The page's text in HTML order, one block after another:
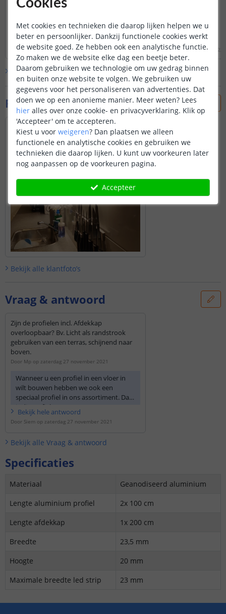
Lees hele review
Arnold |2 maart 2025
Lees hele review
S Mets|13 oktober 2022
Bekijk alle 5 reviews
Foto's van klanten
Bekijk alle klantfoto’s
Vraag & antwoord
Zijn de profielen incl. Afdekkap
overloopbaar? Bv. Licht als randstrook
gebruiken van een terras, schijnend naar
boven.
Door Mp op zaterdag 27 november 2021
Wanneer u een profiel in een vloer in
wilt bouwen hebben we ook een
speciaal profiel in ons assortiment. Dat
is dit profiel:
https://www.ledprofielkoning.n...
Bekijk hele antwoord
Door Siem op zaterdag 27 november 2021
Bekijk alle Vraag & antwoord
Specificaties
Materiaal
Geanodiseerd aluminium
Lengte aluminium profiel
2x 100 cm
Lengte afdekkap
1x 200 cm
Breedte
23,5 mm
Hoogte
20 mm
Maximale breedte led strip
23 mm
Met cookies en technieken die daarop lijken helpen we u
beter en persoonlijker. Dankzij functionele cookies werkt
de website goed. Ze hebben ook een analytische functie.
Zo maken we de website elke dag een beetje beter.
Daarom gebruiken we technologie om uw gedrag binnen
en buiten onze website te volgen. We gebruiken uw
gegevens voor het personaliseren van advertenties. Dat
doen we op een anonieme manier. Meer weten? Lees
hier alles over onze cookie- en privacyverklaring. Klik op
'Accepteer' om te accepteren.
Kiest u voor weigeren? Dan plaatsen we alleen
functionele en analytische cookies en gebruiken we
technieken die daarop lijken. U kunt uw voorkeuren later
nog aanpassen op de voorkeuren pagina.
Accepteer